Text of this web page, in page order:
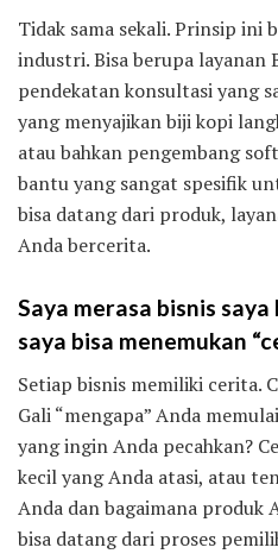
Tidak sama sekali. Prinsip ini
industri. Bisa berupa layanan
pendekatan konsultasi yang
yang menyajikan biji kopi
atau bahkan pengembang
bantu yang sangat spesifik
bisa datang dari produk,
Anda bercerita.
Saya merasa bisnis
saya bisa menemukan
Setiap bisnis memiliki cerita.
Gali “mengapa” Anda
yang ingin Anda pecahkan?
kecil yang Anda atasi, atau
Anda dan bagaimana produk
bisa datang dari proses